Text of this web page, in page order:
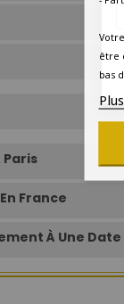
France
À Une
être
bas